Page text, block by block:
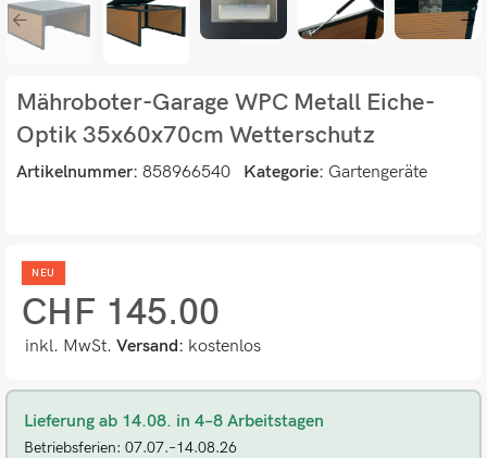
Mähroboter-Garage WPC Metall Eiche-
Optik 35x60x70cm Wetterschutz
Artikelnummer: 858966540 Kategorie: Gartengeräte
NEU
CHF 145.00
inkl. MwSt. Versand: kostenlos
Lieferung ab 14.08. in 4–8 Arbeitstagen
Betriebsferien: 07.07.–14.08.26